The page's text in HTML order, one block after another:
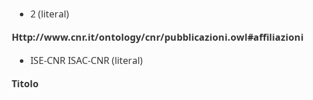
2 (literal)
Http://www.cnr.it/ontology/cnr/pubblicazioni.owl#affiliazioni
ISE-CNR ISAC-CNR (literal)
Titolo